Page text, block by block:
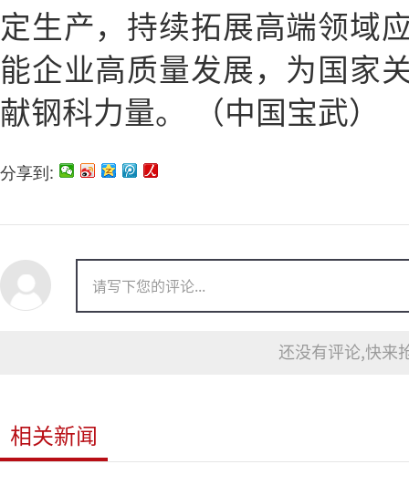
定生产，持续拓展高端领域
能企业高质量发展，为国家
献钢科力量。 （中国宝武）
分享到:
还没有评论,快来
相关新闻